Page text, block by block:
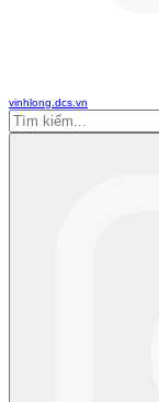
vinhlong.dcs.vn